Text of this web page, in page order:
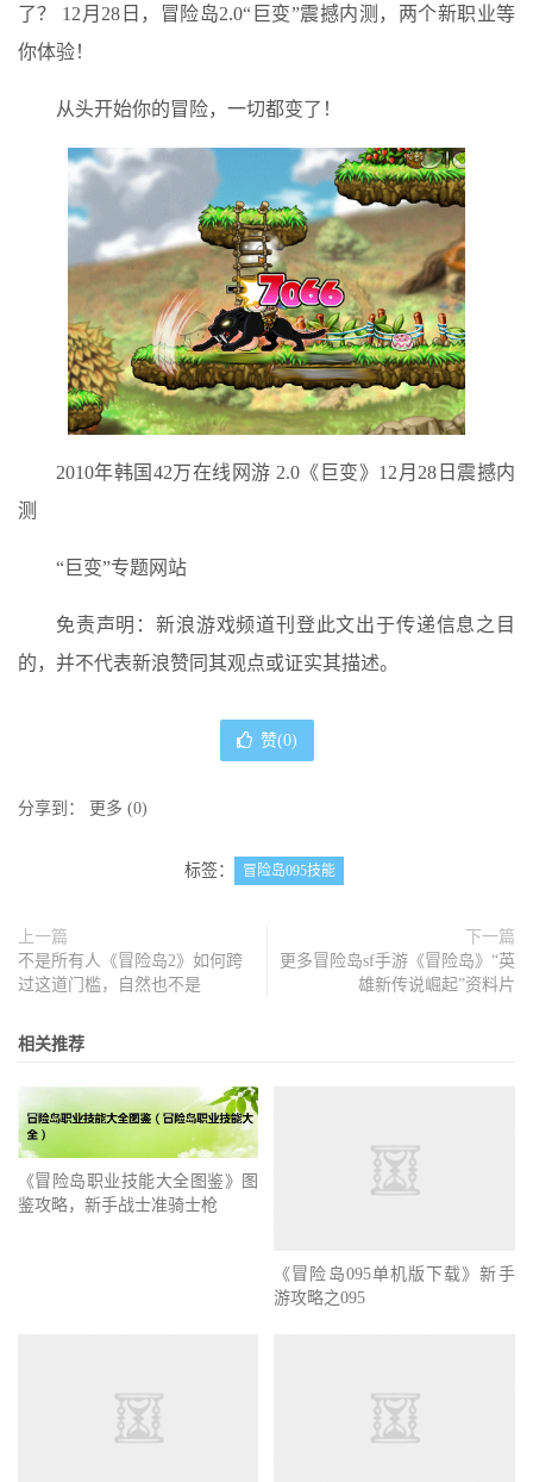
了？ 12月28日，冒险岛2.0“巨变”震撼内测，两个新职业等
你体验！
从头开始你的冒险，一切都变了！
2010年韩国42万在线网游 2.0《巨变》12月28日震撼内
测
“巨变”专题网站
免责声明：新浪游戏频道刊登此文出于传递信息之目
的，并不代表新浪赞同其观点或证实其描述。
赞(0)
分享到： 更多 (0)
标签： 冒险岛095技能
上一篇
不是所有人《冒险岛2》如何跨
过这道门槛，自然也不是
下一篇
更多冒险岛sf手游《冒险岛》“英
雄新传说崛起”资料片
相关推荐
《冒险岛职业技能大全图鉴》图
鉴攻略，新手战士准骑士枪
《冒险岛095单机版下载》新手
游攻略之095